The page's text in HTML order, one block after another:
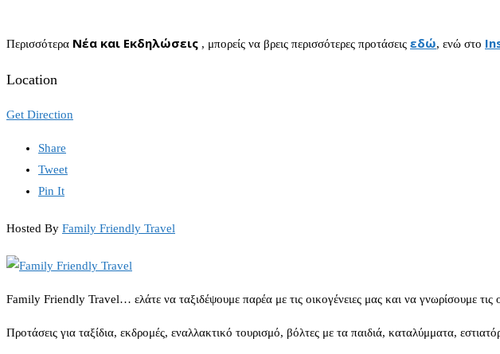
Περισσότερα Νέα και Εκδηλώσεις , μπορείς να βρεις περισσότερες προτάσεις εδώ, ενώ στο
Location
Get Direction
Share
Tweet
Pin It
Hosted By Family Friendly Travel
Family Friendly Travel… ελάτε να ταξιδέψουμε παρέα με τις οικογένειες μας και να γνωρίσουμε τις
Προτάσεις για ταξίδια, εκδρομές, εναλλακτικό τουρισμό, βόλτες με τα παιδιά, καταλύμματα,